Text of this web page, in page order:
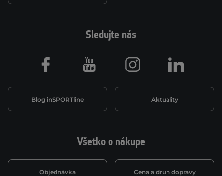
Všetko o nákupe
Objednávka Cena a druh dopravy
Sledujte nás
Blog inSPORTline Aktuality
Facebook Youtube Instagram LinkedIn